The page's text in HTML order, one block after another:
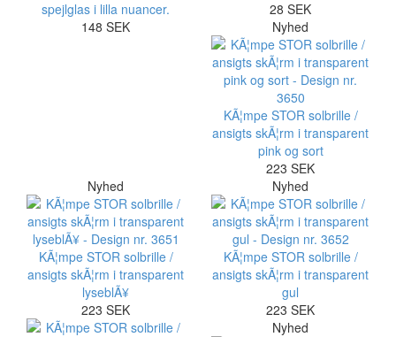
spejlglas i lilla nuancer.
148 SEK
28 SEK
Nyhed
KÃ¦mpe STOR solbrille /
ansigts skÃ¦rm i transparent
pink og sort
223 SEK
Nyhed
KÃ¦mpe STOR solbrille /
ansigts skÃ¦rm i transparent
lyseblÃ¥
223 SEK
Nyhed
KÃ¦mpe STOR solbrille /
ansigts skÃ¦rm i transparent
gul
223 SEK
Nyhed